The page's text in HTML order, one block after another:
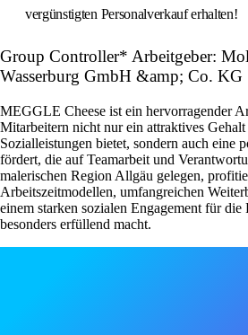
vergünstigten Personalverkauf erhalten!
Group Controller* Arbeitgeber:
Wasserburg GmbH &amp; Co. KG
MEGGLE Cheese ist ein hervorragender
Mitarbeitern nicht nur ein attraktives Gehalt
Sozialleistungen bietet, sondern auch eine
fördert, die auf Teamarbeit und
malerischen Region Allgäu gelegen,
Arbeitszeitmodellen, umfangreichen
einem starken sozialen Engagement für
besonders erfüllend macht.